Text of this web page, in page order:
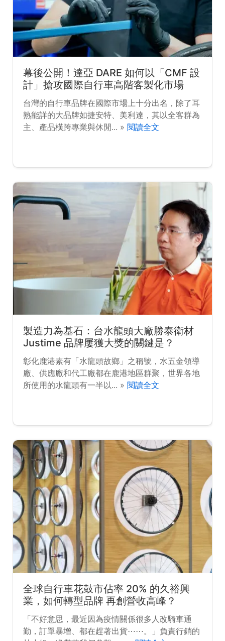
幕後公開！達亞 DARE 如何以「CMF 設
計」搶攻國際自行車高階客製化市場
台灣的自行車品牌在國際市場上十分出名，除了耳
熟能詳的大品牌如捷安特、美利達，其以全客群為
主、產品橫跨專業與休閒... » 閱讀全文
製造力為基石：台水龍頭大廠勝泰衛材
Justime 品牌屢獲大獎的關鍵是？
彰化鹿港素有「水龍頭故鄉」之稱號，水五金領導
廠、供應廠和代工廠都在鹿港地區群聚，世界各地
所使用的水龍頭有一半以... » 閱讀全文
全球自行車花鼓市佔率 20% 的久裕興
業，如何轉型品牌 再創營收高峰？
「不好意思，最近因為疫情關係很多人改騎車通
勤，訂單暴增、都在趕著出貨⋯⋯。」負責行銷的